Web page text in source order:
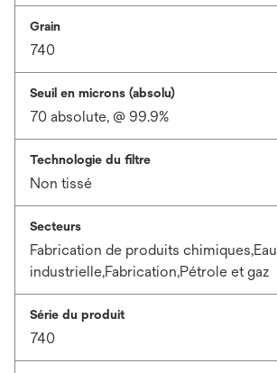
Grain
740
Seuil en microns (absolu)
70 absolute, @ 99.9%
Technologie du filtre
Non tissé
Secteurs
Fabrication de produits chimiques,Eau
industrielle,Fabrication,Pétrole et gaz
Série du produit
740